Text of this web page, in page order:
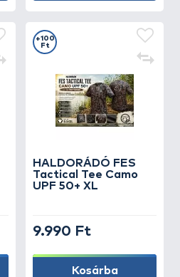
HALDORÁDÓ FES
Tactical Tee Camo
UPF 50+ XL
+100
Ft
9.990 Ft
Kosárba